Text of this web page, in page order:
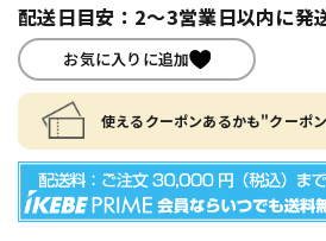
配送日目安：2～3営業日以内に発
お気に入りに追加
使えるクーポンあるかも"クーポ